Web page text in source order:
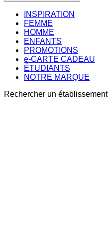
INSPIRATION
FEMME
HOMME
ENFANTS
PROMOTIONS
e-CARTE CADEAU
ÉTUDIANTS
NOTRE MARQUE
Rechercher un établissement